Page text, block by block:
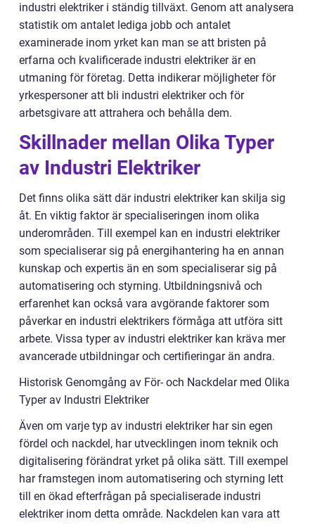
industri elektriker i ständig tillväxt. Genom att analysera
statistik om antalet lediga jobb och antalet
examinerade inom yrket kan man se att bristen på
erfarna och kvalificerade industri elektriker är en
utmaning för företag. Detta indikerar möjligheter för
yrkespersoner att bli industri elektriker och för
arbetsgivare att attrahera och behålla dem.
Skillnader mellan Olika Typer
av Industri Elektriker
Det finns olika sätt där industri elektriker kan skilja sig
åt. En viktig faktor är specialiseringen inom olika
underområden. Till exempel kan en industri elektriker
som specialiserar sig på energihantering ha en annan
kunskap och expertis än en som specialiserar sig på
automatisering och styrning. Utbildningsnivå och
erfarenhet kan också vara avgörande faktorer som
påverkar en industri elektrikers förmåga att utföra sitt
arbete. Vissa typer av industri elektriker kan kräva mer
avancerade utbildningar och certifieringar än andra.
Historisk Genomgång av För- och Nackdelar med Olika
Typer av Industri Elektriker
Även om varje typ av industri elektriker har sin egen
fördel och nackdel, har utvecklingen inom teknik och
digitalisering förändrat yrket på olika sätt. Till exempel
har framstegen inom automatisering och styrning lett
till en ökad efterfrågan på specialiserade industri
elektriker inom detta område. Nackdelen kan vara att